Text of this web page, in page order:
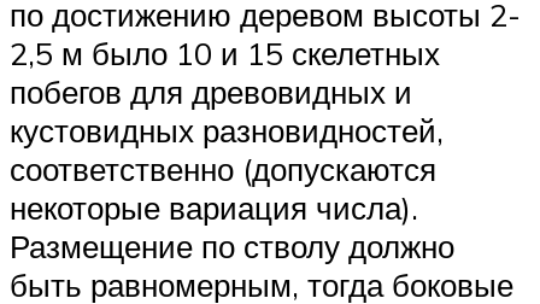
по достижению деревом высоты 2-
2,5 м было 10 и 15 скелетных
побегов для древовидных и
кустовидных разновидностей,
соответственно (допускаются
некоторые вариация числа).
Размещение по стволу должно
быть равномерным, тогда боковые